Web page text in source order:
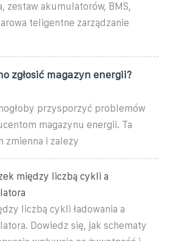
zestaw akumulatorów, BMS,
teligentne zarządzanie
zgłosić magazyn energii?
przysporzyć problemów
magazynu energii. Ta
zmienna i zależy
między liczbą cykli a
liczbą cykli ładowania a
Dowiedz się, jak schematy